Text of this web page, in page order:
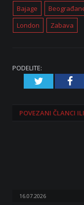
Bajage
London
Zabava
PODELITE:
Twitter
POVEZANI ČLANCI
16.07.2026